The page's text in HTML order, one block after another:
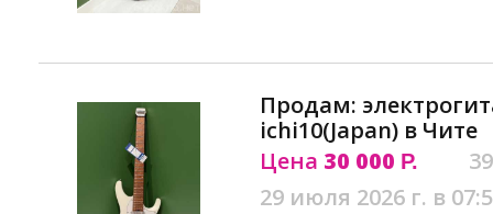
Продам:
ichi10(Japan) в Чите
Цена 30 000 Р.
29 июля 2026 г. в